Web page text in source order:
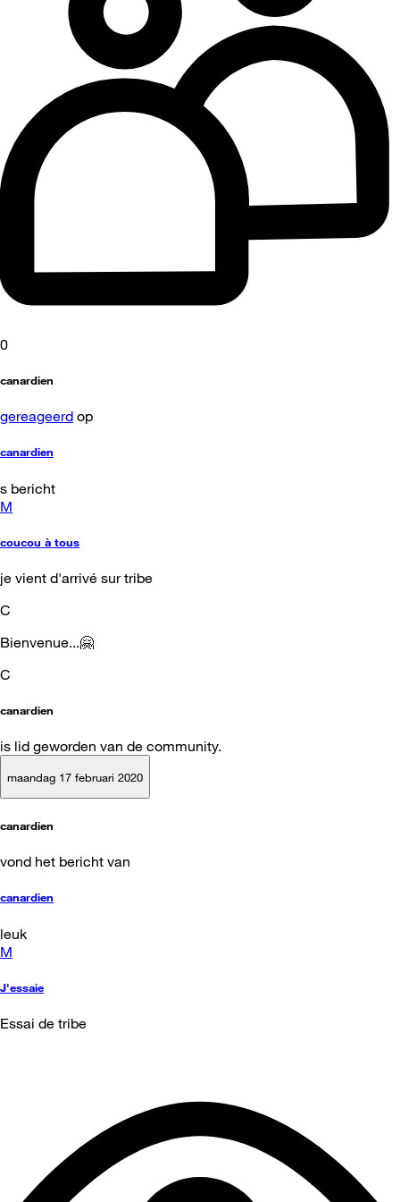
0
canardien
gereageerd op
canardien
s bericht
M
coucou à tous
je vient d'arrivé sur tribe
C
Bienvenue...🤗
C
canardien
is lid geworden van de community.
maandag 17 februari 2020
canardien
vond het bericht van
canardien
leuk
M
J'essaie
Essai de tribe